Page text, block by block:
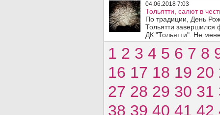
04.06.2018 7:03
Тольятти, салют в
По традиции, День
Тольятти завершился
ДК "Тольятти". Не
1 2 3 4 5 6 7 8
16 17 18 19 20
27 28 29 30 31
38 39 40 41 42